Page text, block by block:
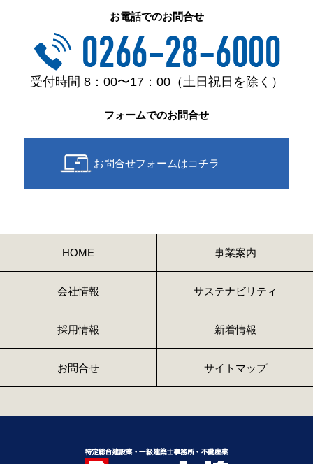
お電話でのお問合せ
受付時間 8：00〜17：00（土日祝日を除く）
フォームでのお問合せ
お問合せフォームはコチラ
HOME 事業案内
会社情報 サステナビリティ
採用情報 新着情報
お問合せ サイトマップ